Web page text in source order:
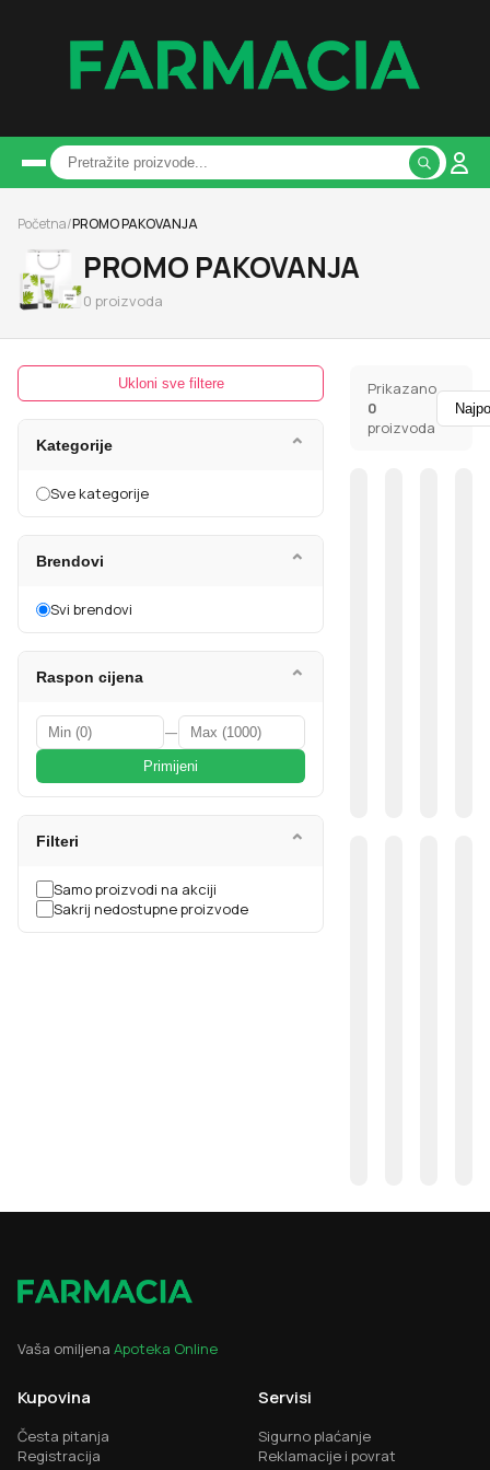
Početna/PROMO PAKOVANJA
PROMO PAKOVANJA
0 proizvoda
Ukloni sve filtere
Kategorije ⌄
Sve kategorije
Brendovi ⌄
Svi brendovi
Raspon cijena ⌄
—
Primijeni
Filteri ⌄
Samo proizvodi na akciji
Sakrij nedostupne proizvode
Prikazano
0
proizvoda
Vaša omiljena Apoteka Online
Kupovina
Česta pitanja
Registracija
Servisi
Sigurno plaćanje
Reklamacije i povrat